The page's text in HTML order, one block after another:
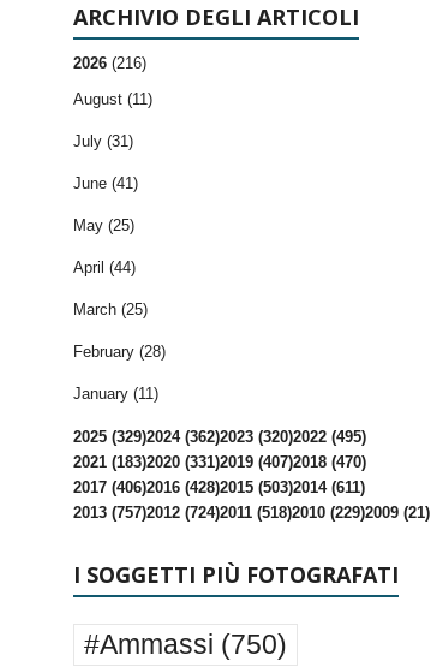
ARCHIVIO DEGLI ARTICOLI
2026 (216)
August (11)
July (31)
June (41)
May (25)
April (44)
March (25)
February (28)
January (11)
2025 (329)2024 (362)2023 (320)2022 (495)
2021 (183)2020 (331)2019 (407)2018 (470)
2017 (406)2016 (428)2015 (503)2014 (611)
2013 (757)2012 (724)2011 (518)2010 (229)2009 (21)
I SOGGETTI PIÙ FOTOGRAFATI
#Ammassi (750)